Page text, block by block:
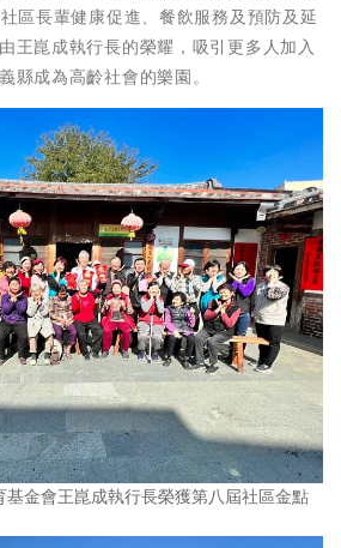
區長輩健康促進、餐飲服務及預防及延
王崑成執行長的榮耀，吸引更多人加入
縣成為高齡社會的樂園。
金會王崑成執行長榮獲第八屆社區金點